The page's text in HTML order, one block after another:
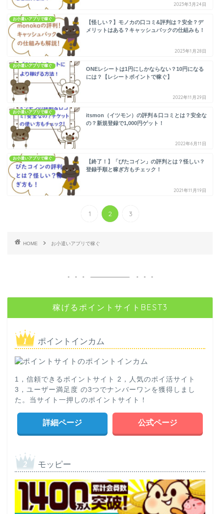
2023年3月24日
お小遣いアプリで稼ぐ
【怪しい？】モノカの口コミ&評判は？安全？デ
メリットはある？キャッシュバックの仕組みも！
2023年1月28日
お小遣いアプリで稼ぐ
ONEレシートは1円にしかならない？10円になる
には？【レシートポイントで稼ぐ】
2022年11月29日
お小遣いアプリで稼ぐ
itsmon（イツモン）の評判＆口コミとは？安全な
の？新規登録で1,000円ゲット！
2022年6月11日
お小遣いアプリで稼ぐ
【終了！】「ぴたコイン」の評判とは？怪しい？
登録手順と稼ぎ方もチェック！
2021年11月19日
1 2 3
HOME お小遣いアプリで稼ぐ
稼げるポイントサイトBEST3
ポイントインカム
1，信頼できるポイントサイト 2，人気のポイ活サイト
3，ユーザー満足度 の3つでナンバーワンを獲得しまし
た。当サイト一押しのポイントサイト！
詳細ページ 公式ページ
モッピー